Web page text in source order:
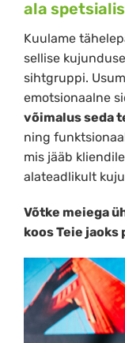
ala
Kuulame
sellise
sihtgruppi.
emotsionaalne
võimalus seda
ning
mis jääb
alateadlikult
Võtke meiega
koos Teie jaoks